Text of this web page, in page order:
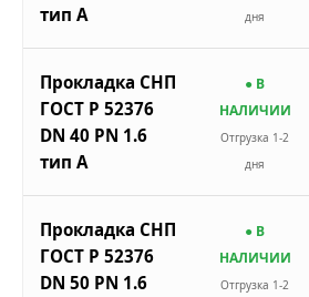
тип A
дня
Прокладка СНП
ГОСТ Р 52376
DN 40 PN 1.6
тип A
● В
НАЛИЧИИ
Отгрузка 1-2
дня
Прокладка СНП
ГОСТ Р 52376
DN 50 PN 1.6
● В
НАЛИЧИИ
Отгрузка 1-2